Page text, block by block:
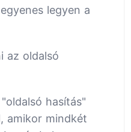
legyen a
az oldalsó
hasítás"
amikor mindkét